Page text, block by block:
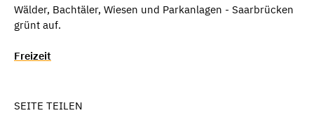
Wälder, Bachtäler, Wiesen und Parkanlagen - Saarbrücken
grünt auf.
Freizeit
SEITE TEILEN